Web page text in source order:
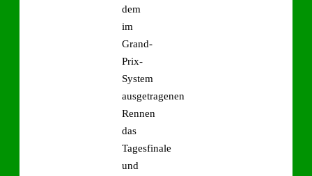
dem
im
Grand-
Prix-
System
ausgetragenen
Rennen
das
Tagesfinale
und